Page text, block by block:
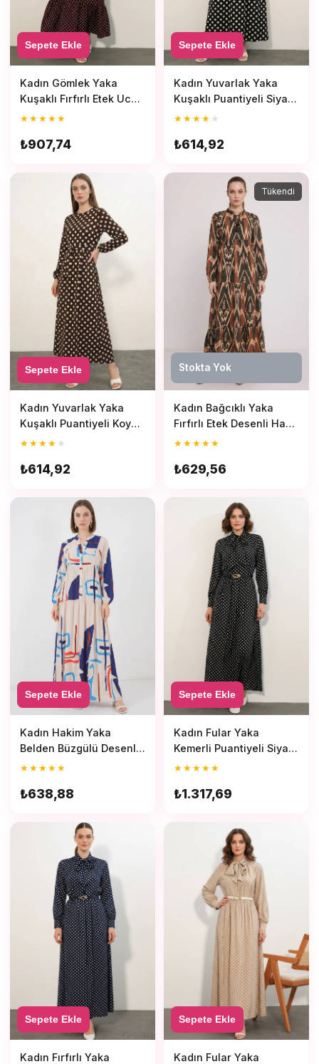
Sepete Ekle
Kadın Gömlek Yaka
Kuşaklı Fırfırlı Etek Ucu
Puantiyeli Bordo
★★★★★
₺907,74
Sepete Ekle
Kadın Yuvarlak Yaka
Kuşaklı Puantiyeli Siyah
Elbise
★★★★ ★
₺614,92
Sepete Ekle
Kadın Yuvarlak Yaka
Kuşaklı Puantiyeli Koyu
Kahve Elbise
★★★★ ★
₺614,92
Tükendi
Stokta Yok
Kadın Bağcıklı Yaka
Fırfırlı Etek Desenli Haki
Tesettür Elbise
★★★★★
₺629,56
Sepete Ekle
Kadın Hakim Yaka
Belden Büzgülü Desenli
Viskon Krem Tesettür
★★★★★
₺638,88
Sepete Ekle
Kadın Fular Yaka
Kemerli Puantiyeli Siyah
Tesettür Elbise
★★★★★
₺1.317,69
Sepete Ekle
Kadın Fırfırlı Yaka
Sepete Ekle
Kadın Fular Yaka